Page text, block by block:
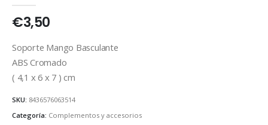
€3,50
Soporte Mango Basculante
ABS Cromado
( 4,1 x 6 x 7 ) cm
SKU: 8436576063514
Categoría: Complementos y accesorios